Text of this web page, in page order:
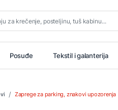
Posuđe Tekstil i galanterija
Zaprege za parking, znakovi upozorenja